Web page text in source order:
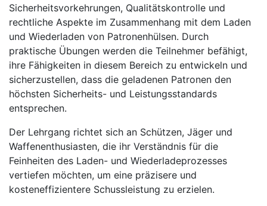
Sicherheitsvorkehrungen, Qualitätskontrolle und
rechtliche Aspekte im Zusammenhang mit dem Laden
und Wiederladen von Patronenhülsen. Durch
praktische Übungen werden die Teilnehmer befähigt,
ihre Fähigkeiten in diesem Bereich zu entwickeln und
sicherzustellen, dass die geladenen Patronen den
höchsten Sicherheits- und Leistungsstandards
entsprechen.
Der Lehrgang richtet sich an Schützen, Jäger und
Waffenenthusiasten, die ihr Verständnis für die
Feinheiten des Laden- und Wiederladeprozesses
vertiefen möchten, um eine präzisere und
kosteneffizientere Schussleistung zu erzielen.